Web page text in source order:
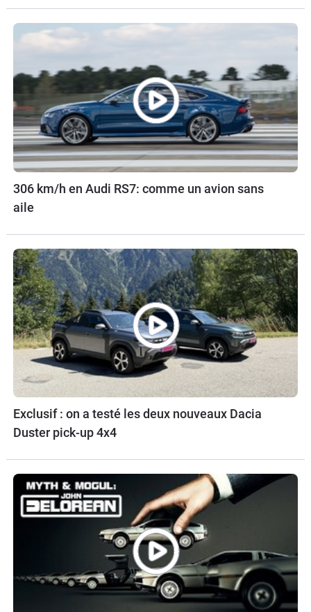
306 km/h en Audi RS7: comme un avion sans
aile
Exclusif : on a testé les deux nouveaux Dacia
Duster pick-up 4x4